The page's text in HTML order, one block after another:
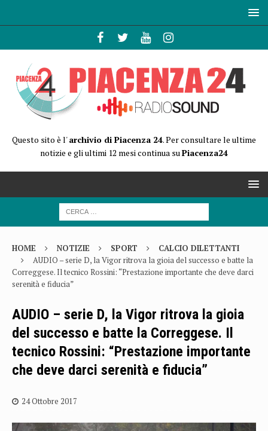
Questo sito è l'archivio di Piacenza 24. Per consultare le ultime
notizie e gli ultimi 12 mesi continua suPiacenza24
HOME NOTIZIE SPORT
CALCIO DILETTANTI
AUDIO – serie D, la Vigor ritrova la gioia del successo e batte la
Correggese. Il tecnico Rossini: “Prestazione importante che deve darci
serenità e fiducia”
AUDIO – serie D, la Vigor ritrova la gioia
del successo e batte la Correggese. Il
tecnico Rossini: “Prestazione importante
che deve darci serenità e fiducia”
24 Ottobre 2017